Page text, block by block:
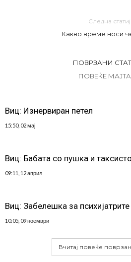
Следна
Какво време носи
ПОВРЗАНИ
ПОВЕЌЕ
Виц: Изнервиран петел
15:50, 02 мај
Виц: Бабата со пушка и
09:11, 12 април
Виц: Забелешка за психијатрите
10:05, 09 ноември
Вчитај повеќе